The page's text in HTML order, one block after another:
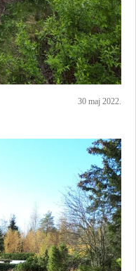
30 maj 2022.